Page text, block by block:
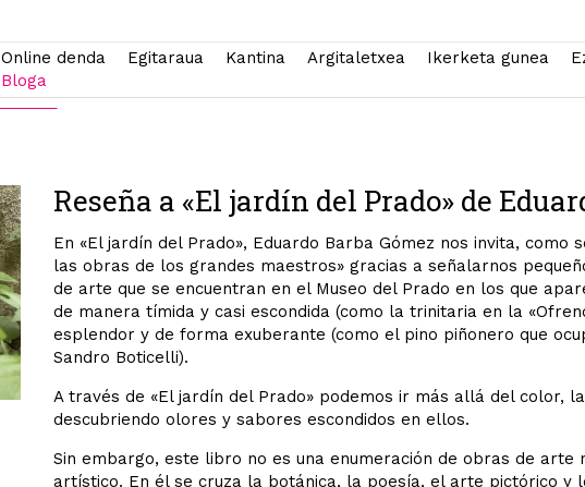
Online denda Egitaraua Kantina Argitaletxea Ikerketa gunea
Bloga
Reseña a «El jardín del Prado» de
En «El jardín del Prado», Eduardo Barba Gómez nos invita,
las obras de los grandes maestros» gracias a señalarnos
de arte que se encuentran en el Museo del Prado en los que
de manera tímida y casi escondida (como la trinitaria en la
esplendor y de forma exuberante (como el pino piñonero que
Sandro Boticelli).
A través de «El jardín del Prado» podemos ir más allá del color,
descubriendo olores y sabores escondidos en ellos.
Sin embargo, este libro no es una enumeración de obras de
artístico. En él se cruza la botánica, la poesía, el arte pictórico y